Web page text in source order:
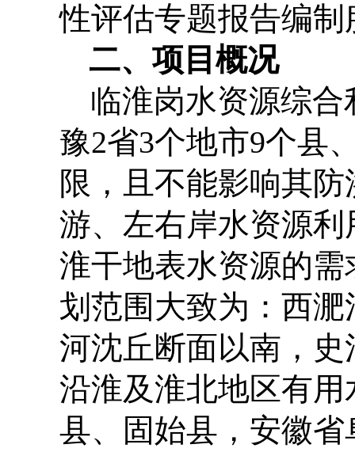
性评估专题报告编制
二、项目概况
临淮岗水资源综
豫2省3个地市9个县
限，且不能影响其
游、左右岸水资源
淮干地表水资源的
划范围大致为：西
河沈丘断面以南，
沿淮及淮北地区有
县、固始县，安徽